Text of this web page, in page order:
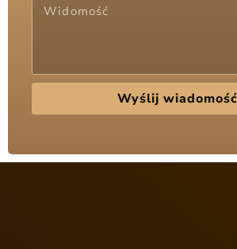
Wyślij wiadomość